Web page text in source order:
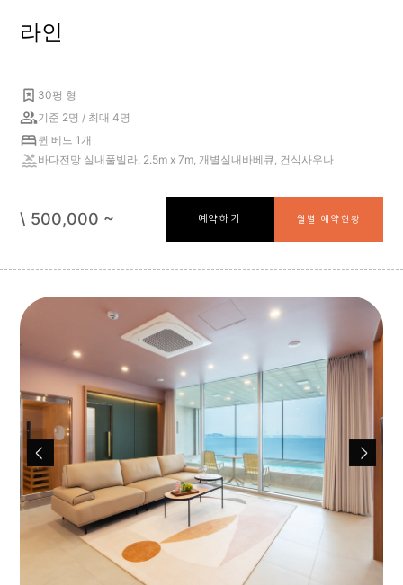
라인
30평 형
기준 2명 / 최대 4명
퀸 베드 1개
바다전망 실내풀빌라, 2.5m x 7m, 개별실내바베큐, 건식사우나
\ 500,000 ~ 예약하기 월별 예약현황